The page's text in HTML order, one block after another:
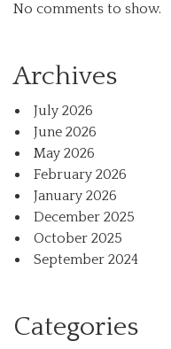
No comments to show.
Archives
July 2026
June 2026
May 2026
February 2026
January 2026
December 2025
October 2025
September 2024
Categories